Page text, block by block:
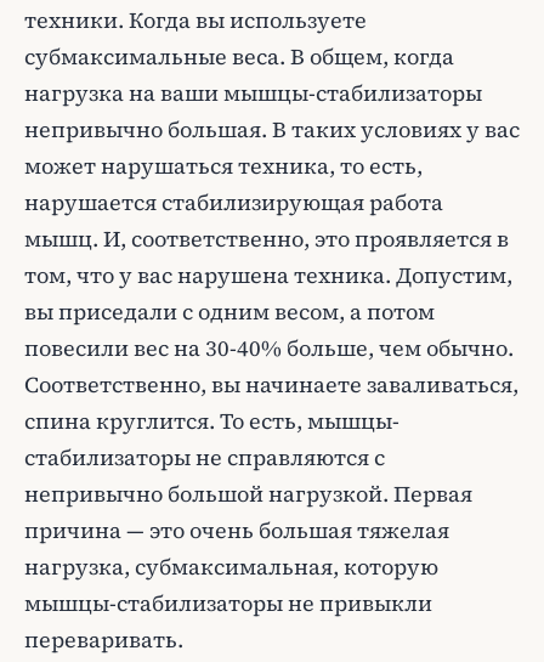
техники. Когда вы используете
субмаксимальные веса. В общем, когда
нагрузка на ваши мышцы-стабилизаторы
непривычно большая. В таких условиях у вас
может нарушаться техника, то есть,
нарушается стабилизирующая работа
мышц. И, соответственно, это проявляется в
том, что у вас нарушена техника. Допустим,
вы приседали с одним весом, а потом
повесили вес на 30-40% больше, чем обычно.
Соответственно, вы начинаете заваливаться,
спина круглится. То есть, мышцы-
стабилизаторы не справляются с
непривычно большой нагрузкой. Первая
причина — это очень большая тяжелая
нагрузка, субмаксимальная, которую
мышцы-стабилизаторы не привыкли
переваривать.